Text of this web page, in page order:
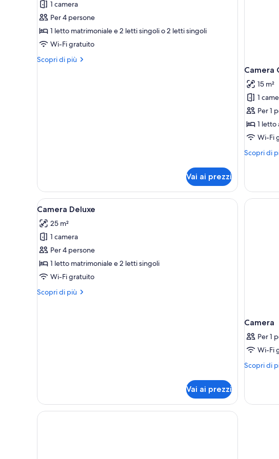
Camera
(Liberty)
1 camera
Per 4 persone
1 letto matrimoniale e 2 letti singoli o 2 letti singoli
Wi-Fi gratuito
Scopri di più
Altri
Vai ai prezzi
Camera
15 m²
1
Per 1
1 letto
Wi-Fi
Scopri di
Altri
Classic
Apri
tutte
le
foto
per
Camera
Deluxe
Una camera da letto ordinata con un letto
3
Camera Deluxe
25 m²
1 camera
Per 4 persone
1 letto matrimoniale e 2 letti singoli
Wi-Fi gratuito
Scopri di più
Altri
Vai ai prezzi
Camera
Per 1
Wi-Fi
Scopri di
Altri